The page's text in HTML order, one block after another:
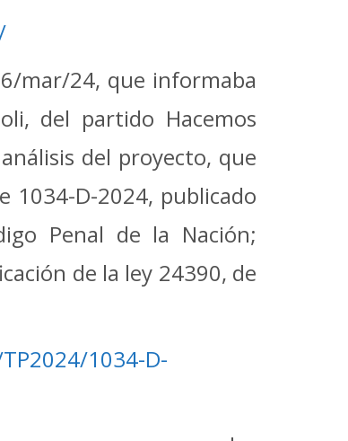
24, que informaba
del partido Hacemos
del proyecto, que
1034-D-2024, publicado
Penal de la Nación;
de la ley 24390, de
1034-D-